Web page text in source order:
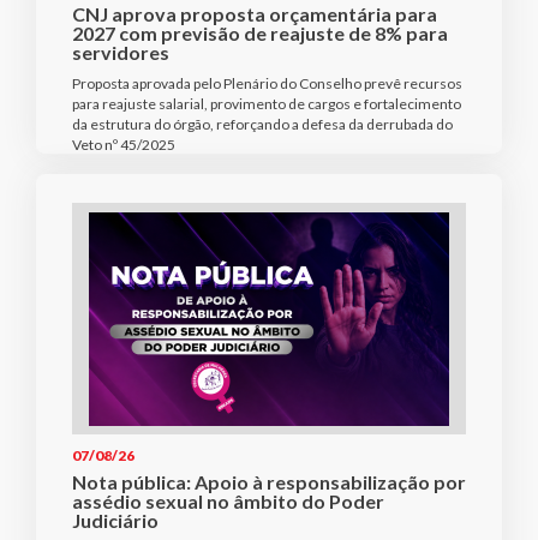
CNJ aprova proposta orçamentária para
2027 com previsão de reajuste de 8% para
servidores
Proposta aprovada pelo Plenário do Conselho prevê recursos
para reajuste salarial, provimento de cargos e fortalecimento
da estrutura do órgão, reforçando a defesa da derrubada do
Veto nº 45/2025
07/08/26
Nota pública: Apoio à responsabilização por
assédio sexual no âmbito do Poder
Judiciário